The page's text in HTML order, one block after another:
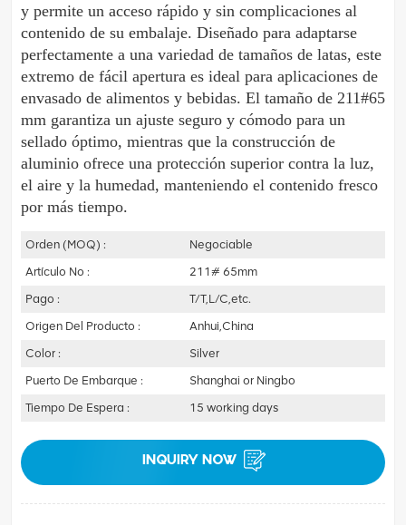
y permite un acceso rápido y sin complicaciones al
contenido de su embalaje. Diseñado para adaptarse
perfectamente a una variedad de tamaños de latas, este
extremo de fácil apertura es ideal para aplicaciones de
envasado de alimentos y bebidas. El tamaño de 211#65
mm garantiza un ajuste seguro y cómodo para un
sellado óptimo, mientras que la construcción de
aluminio ofrece una protección superior contra la luz,
el aire y la humedad, manteniendo el contenido fresco
por más tiempo.
Orden (MOQ) :
Negociable
Artículo No :
211# 65mm
Pago :
T/T,L/C,etc.
Origen Del Producto :
Anhui,China
Color :
Silver
Puerto De Embarque :
Shanghai or Ningbo
Tiempo De Espera :
15 working days
INQUIRY NOW